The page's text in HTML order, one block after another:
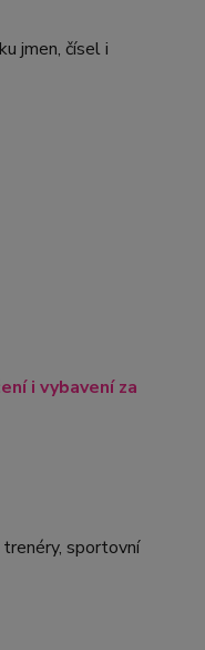
jmen, čísel i
i vybavení za
sportovní